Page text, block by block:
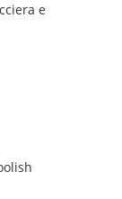
e